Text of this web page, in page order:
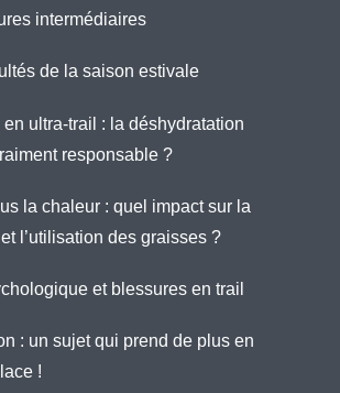
intermédiaires
de la saison estivale
ultra-trail : la déshydratation
responsable ?
la chaleur : quel impact sur la
l’utilisation des graisses ?
et blessures en trail
: un sujet qui prend de plus en
!